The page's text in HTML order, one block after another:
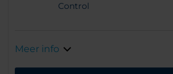
Control
Meer info